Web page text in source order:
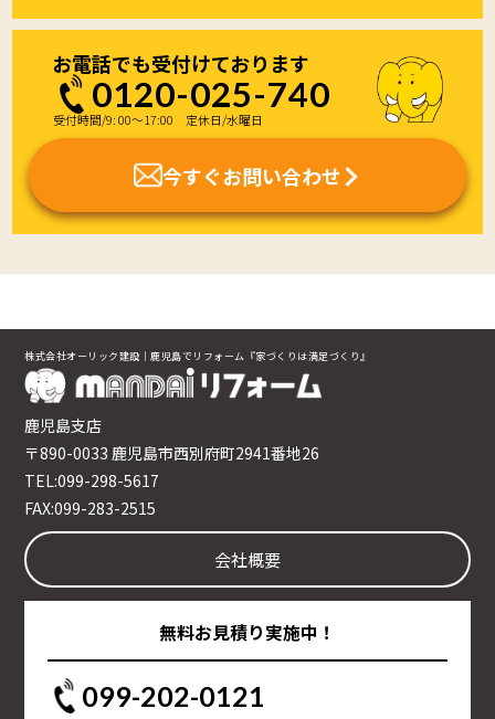
お電話でも受付けております
0120-025-740
受付時間/9: 00～17:00 定休日/水曜日
今すぐお問い合わせ
株式会社オーリック建設｜鹿児島でリフォーム『家づくりは満足づくり』
鹿児島支店
〒890-0033 鹿児島市西別府町2941番地26
TEL:099-298-5617
FAX:099-283-2515
会社概要
無料お見積り実施中！
099-202-0121